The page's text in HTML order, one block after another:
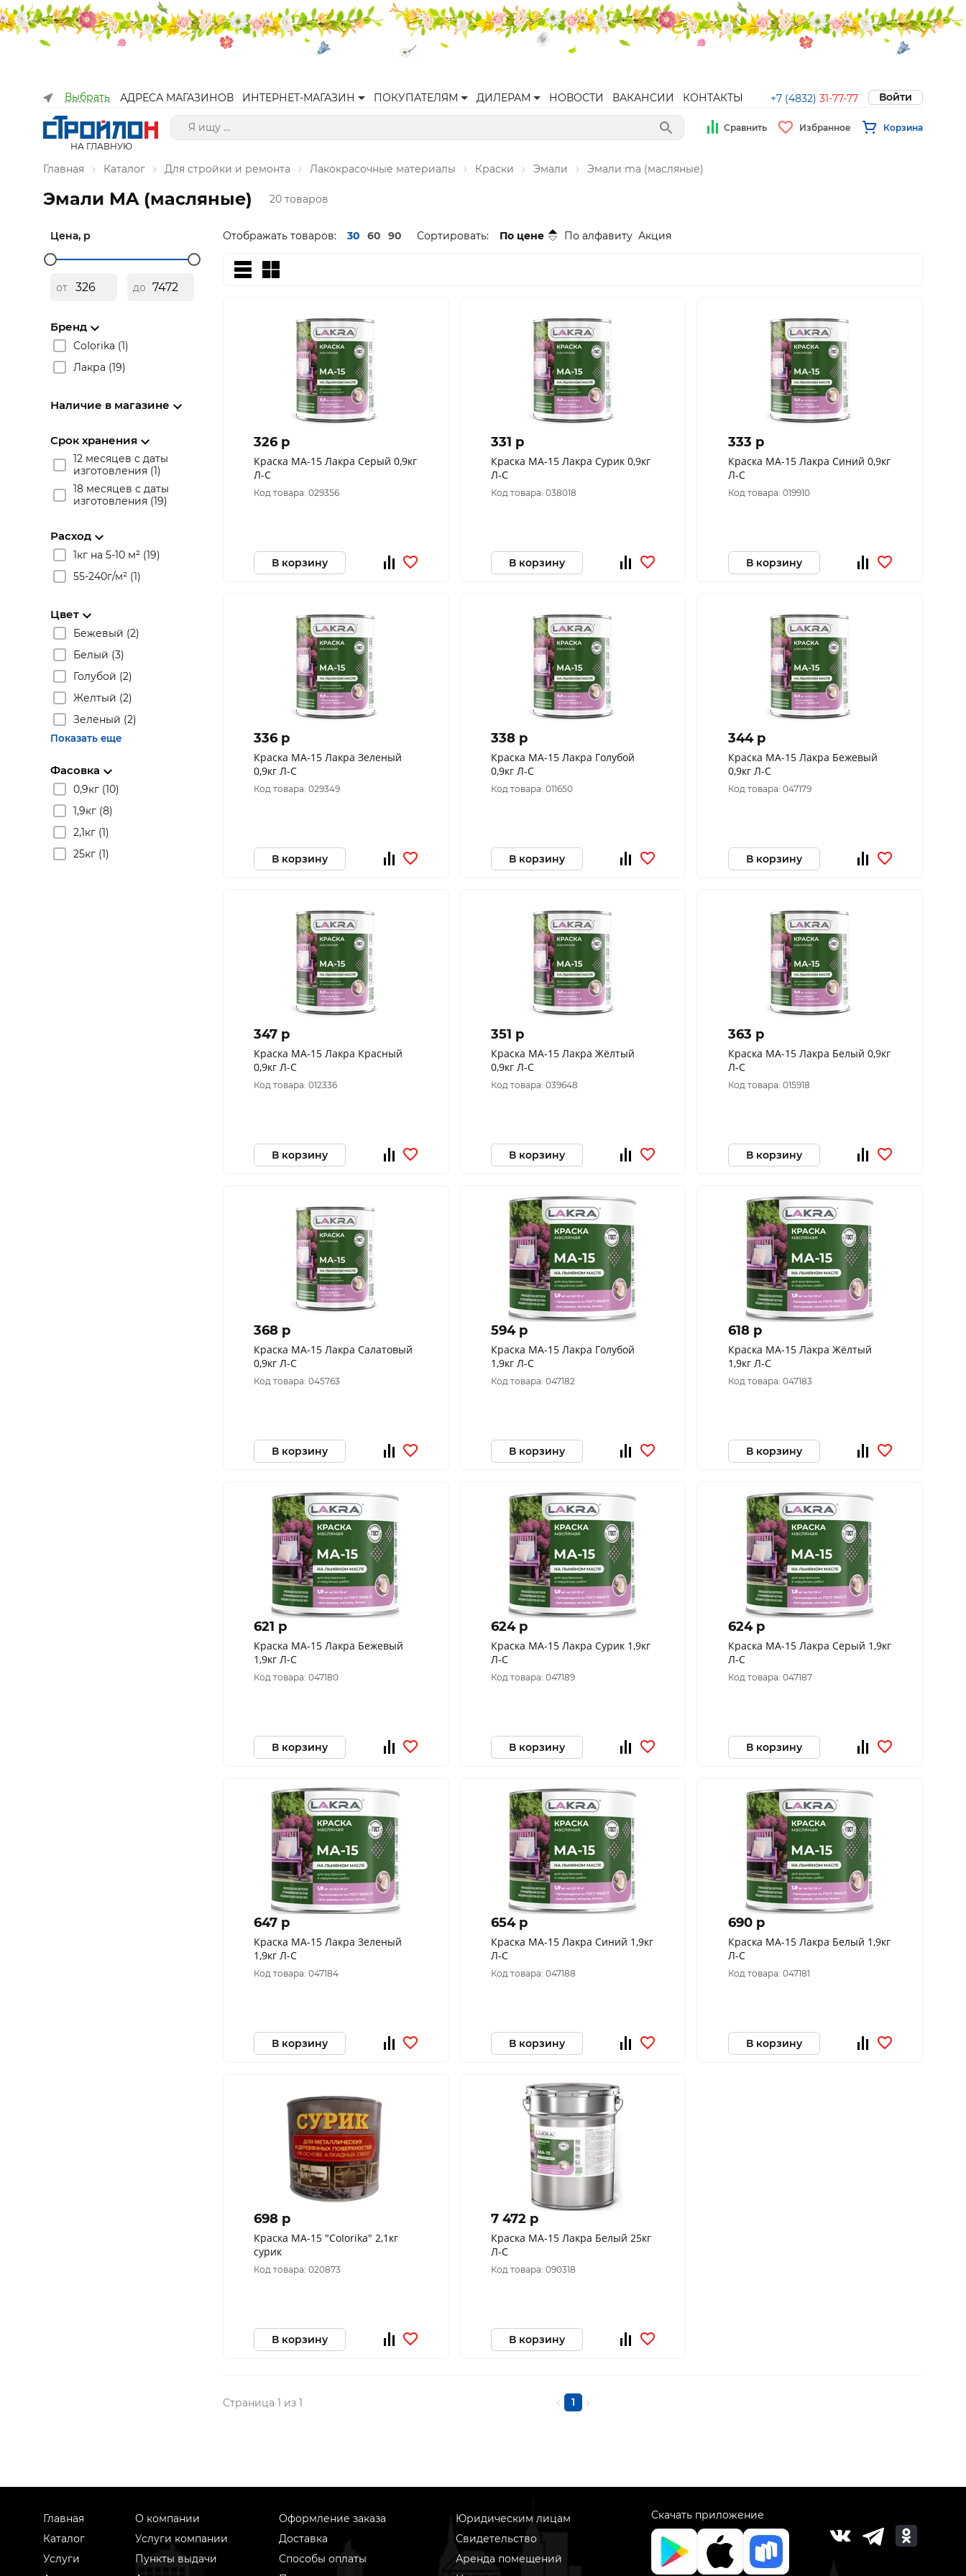
Выбрать АДРЕСА МАГАЗИНОВ ИНТЕРНЕТ-МАГАЗИН ПОКУПАТЕЛЯМ ДИЛЕРАМ НОВОСТИ ВАКАНСИИ КОНТАКТЫ +7 (4832) 31-77-77 Войти
НА ГЛАВНУЮ
Сравнить Избранное Корзина
Главная Каталог Для стройки и ремонта Лакокрасочные материалы Краски Эмали Эмали ma (масляные)
Эмали MA (масляные) 20 товаров
Цена, р
от до
Бренд
CoIorika (1)
Лакра (19)
Наличие в магазине
Срок хранения
12 месяцев с даты
изготовления (1)
18 месяцев с даты
изготовления (19)
Расход
1кг на 5-10 м² (19)
55-240г/м² (1)
Цвет
Бежевый (2)
Белый (3)
Голубой (2)
Желтый (2)
Зеленый (2)
Показать еще
Фасовка
0,9кг (10)
1,9кг (8)
2,1кг (1)
25кг (1)
Отображать товаров: 30 60 90 Сортировать: По цене По алфавиту Акция
326 p
Краска МА-15 Лакра Серый 0,9кг
Л-С
Код товара: 029356
В корзину
331 p
Краска МА-15 Лакра Сурик 0,9кг
Л-С
Код товара: 038018
В корзину
333 p
Краска МА-15 Лакра Синий 0,9кг
Л-С
Код товара: 019910
В корзину
336 p
Краска МА-15 Лакра Зеленый
0,9кг Л-С
Код товара: 029349
В корзину
338 p
Краска МА-15 Лакра Голубой
0,9кг Л-С
Код товара: 011650
В корзину
344 p
Краска МА-15 Лакра Бежевый
0,9кг Л-С
Код товара: 047179
В корзину
347 p
Краска МА-15 Лакра Красный
0,9кг Л-С
Код товара: 012336
В корзину
351 p
Краска МА-15 Лакра Жёлтый
0,9кг Л-С
Код товара: 039648
В корзину
363 p
Краска МА-15 Лакра Белый 0,9кг
Л-С
Код товара: 015918
В корзину
368 p
Краска МА-15 Лакра Салатовый
0,9кг Л-С
Код товара: 045763
В корзину
594 p
Краска МА-15 Лакра Голубой
1,9кг Л-С
Код товара: 047182
В корзину
618 p
Краска МА-15 Лакра Жёлтый
1,9кг Л-С
Код товара: 047183
В корзину
621 p
Краска МА-15 Лакра Бежевый
1,9кг Л-С
Код товара: 047180
В корзину
624 p
Краска МА-15 Лакра Сурик 1,9кг
Л-С
Код товара: 047189
В корзину
624 p
Краска МА-15 Лакра Серый 1,9кг
Л-С
Код товара: 047187
В корзину
647 p
Краска МА-15 Лакра Зеленый
1,9кг Л-С
Код товара: 047184
В корзину
654 p
Краска МА-15 Лакра Синий 1,9кг
Л-С
Код товара: 047188
В корзину
690 p
Краска МА-15 Лакра Белый 1,9кг
Л-С
Код товара: 047181
В корзину
698 p
Краска МА-15 "CoIorika" 2,1кг
сурик
Код товара: 020873
В корзину
7 472 p
Краска МА-15 Лакра Белый 25кг
Л-С
Код товара: 090318
В корзину
Страница 1 из 1 1
Главная
Каталог
Услуги
О компании
Услуги компании
Пункты выдачи
Оформление заказа
Доставка
Способы оплаты
Юридическим лицам
Свидетельство
Аренда помещений
Скачать приложение